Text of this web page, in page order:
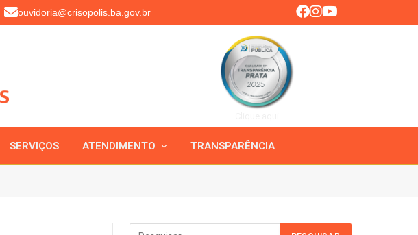
ouvidoria@crisopolis.ba.gov.br
SERVIÇOS ATENDIMENTO TRANSPARÊNCIA